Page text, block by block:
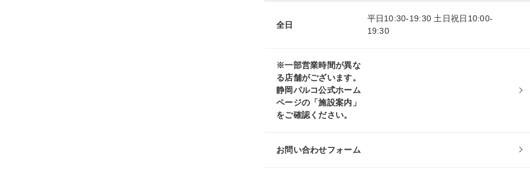
全日
平日10:30-19:30 土日祝日10:00-
19:30
※一部営業時間が異な
る店舗がございます。
静岡パルコ公式ホーム
ページの「施設案内」
をご確認ください。
お問い合わせフォーム